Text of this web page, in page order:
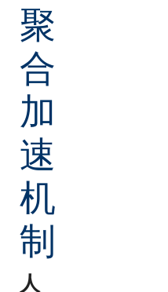
聚
合
加
速
机
制
人